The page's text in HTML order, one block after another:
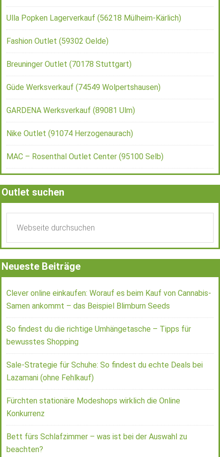
Ulla Popken Lagerverkauf (56218 Mülheim-Kärlich)
Fashion Outlet (59302 Oelde)
Breuninger Outlet (70178 Stuttgart)
Güde Werksverkauf (74549 Wolpertshausen)
GARDENA Werksverkauf (89081 Ulm)
Nike Outlet (91074 Herzogenaurach)
MAC – Rosenthal Outlet Center (95100 Selb)
Outlet suchen
Neueste Beiträge
Clever online einkaufen: Worauf es beim Kauf von Cannabis-
Samen ankommt – das Beispiel Blimburn Seeds
So findest du die richtige Umhängetasche – Tipps für
bewusstes Shopping
Sale-Strategie für Schuhe: So findest du echte Deals bei
Lazamani (ohne Fehlkauf)
Fürchten stationäre Modeshops wirklich die Online
Konkurrenz
Bett fürs Schlafzimmer – was ist bei der Auswahl zu
beachten?